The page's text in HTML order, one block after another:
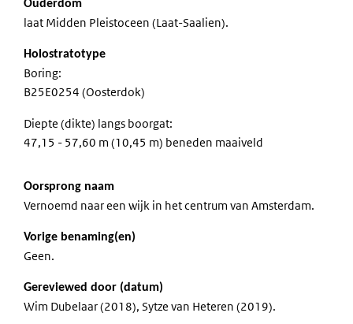
Ouderdom
laat Midden Pleistoceen (Laat-Saalien).
Holostratotype
Boring:
B25E0254 (Oosterdok)
Diepte (dikte) langs boorgat:
47,15 - 57,60 m (10,45 m) beneden maaiveld
Oorsprong naam
Vernoemd naar een wijk in het centrum van Amsterdam.
Vorige benaming(en)
Geen.
Gereviewed door (datum)
Wim Dubelaar (2018), Sytze van Heteren (2019).